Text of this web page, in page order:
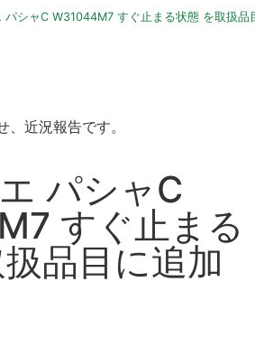
パシャC W31044M7 すぐ止まる状態 を取扱品
近況報告です。
パシャC
すぐ止まる
品目に追加